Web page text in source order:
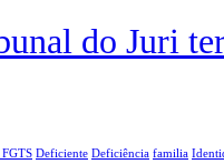
do Juri
Deficiente Deficiência familia